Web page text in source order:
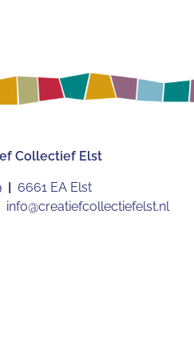
Collectief Elst
| 6661 EA Elst
info@creatiefcollectiefelst.nl